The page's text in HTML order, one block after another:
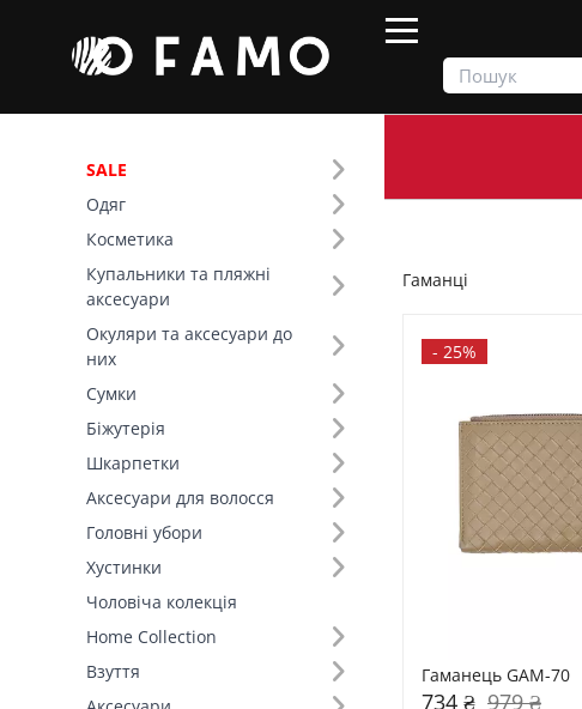
SALE
Одяг
Косметика
Купальники та пляжні
аксесуари
Окуляри та аксесуари до
них
Сумки
Біжутерія
Шкарпетки
Аксесуари для волосся
Головні убори
Хустинки
Чоловіча колекція
Home Collection
Взуття
Фільтр
Ціна
SALE
Основний колір (10)
Розмір (9)
Країна виробник (2)
Тип гаманця (2)
Класичні (13)
Гаманці
- 25%
Гаманець GAM-70
734 ₴ 979 ₴